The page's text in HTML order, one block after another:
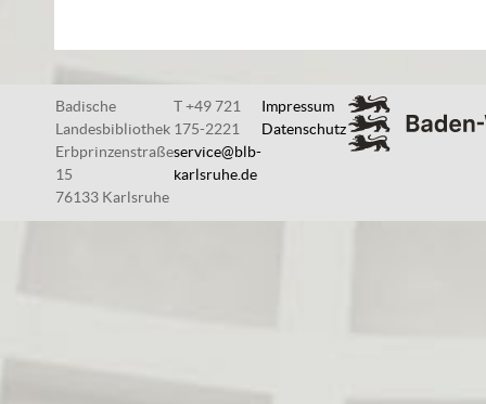
Badische
Landesbibliothek
Erbprinzenstraße
15
76133 Karlsruhe
T +49 721
175-2221
service@blb-
karlsruhe.de
Impressum
Datenschutz